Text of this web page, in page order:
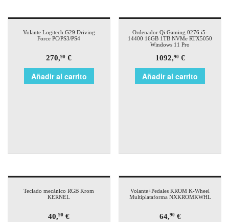
Volante Logitech G29 Driving
Force PC/PS3/PS4
270,90 €
Añadir al carrito
Ordenador Qi Gaming 0276 i5-
14400 16GB 1TB NVMe RTX5050
Windows 11 Pro
1092,90€
Añadir al carrito
Teclado mecánico RGB Krom
KERNEL
40,90 €
Volante+Pedales KROM K-Wheel
Multiplataforma NXKROMKWHL
64,90€